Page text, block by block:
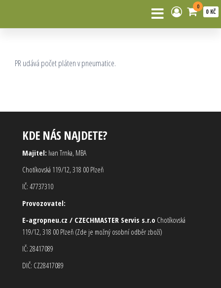
0
0 KČ
PR udává počet pláten v pneumatice.
KDE NÁS NAJDETE?
Majitel: Ivan Trnka, MBA
Chotíkovská 119/12, 318 00 Plzeň
IČ: 47737310
Provozovatel:
E-agropneu.cz / CZECHMASTER Servis s.r.o Chotíkovská
119/12, 318 00 Plzeň (Zde je možný osobní odběr zboží)
IČ: 28417089
DIČ: CZ28417089